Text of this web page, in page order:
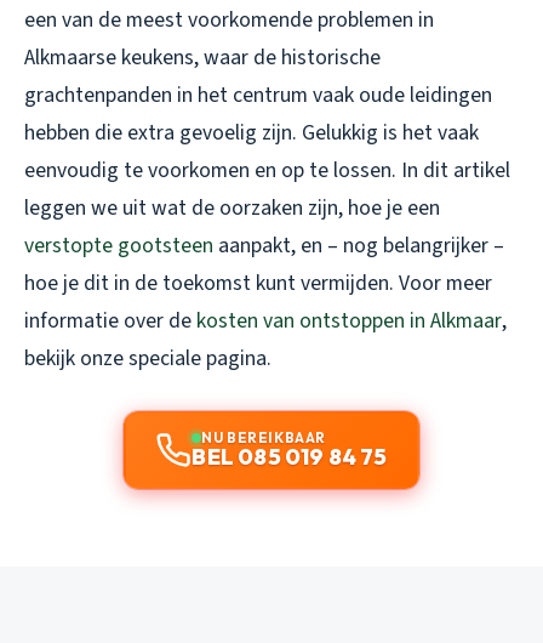
een van de meest voorkomende problemen in
Alkmaarse keukens, waar de historische
grachtenpanden in het centrum vaak oude leidingen
hebben die extra gevoelig zijn. Gelukkig is het vaak
eenvoudig te voorkomen en op te lossen. In dit artikel
leggen we uit wat de oorzaken zijn, hoe je een
verstopte gootsteen aanpakt, en – nog belangrijker –
hoe je dit in de toekomst kunt vermijden. Voor meer
informatie over de kosten van ontstoppen in Alkmaar,
bekijk onze speciale pagina.
NU BEREIKBAAR
BEL 085 019 84 75